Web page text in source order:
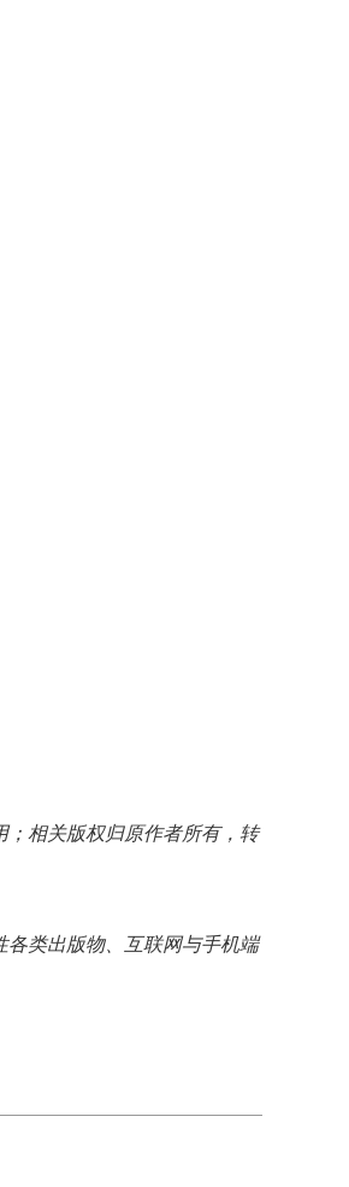
相关版权归原作者所有，转
类出版物、互联网与手机端